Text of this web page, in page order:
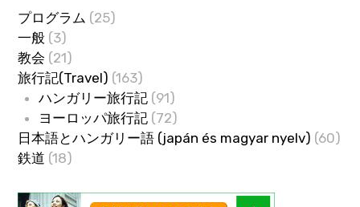
プログラム (25)
一般 (3)
教会 (21)
旅行記(Travel) (163)
ハンガリー旅行記(91)
ヨーロッパ旅行記(72)
日本語とハンガリー語 (japán és magyar nyelv) (60)
鉄道 (18)